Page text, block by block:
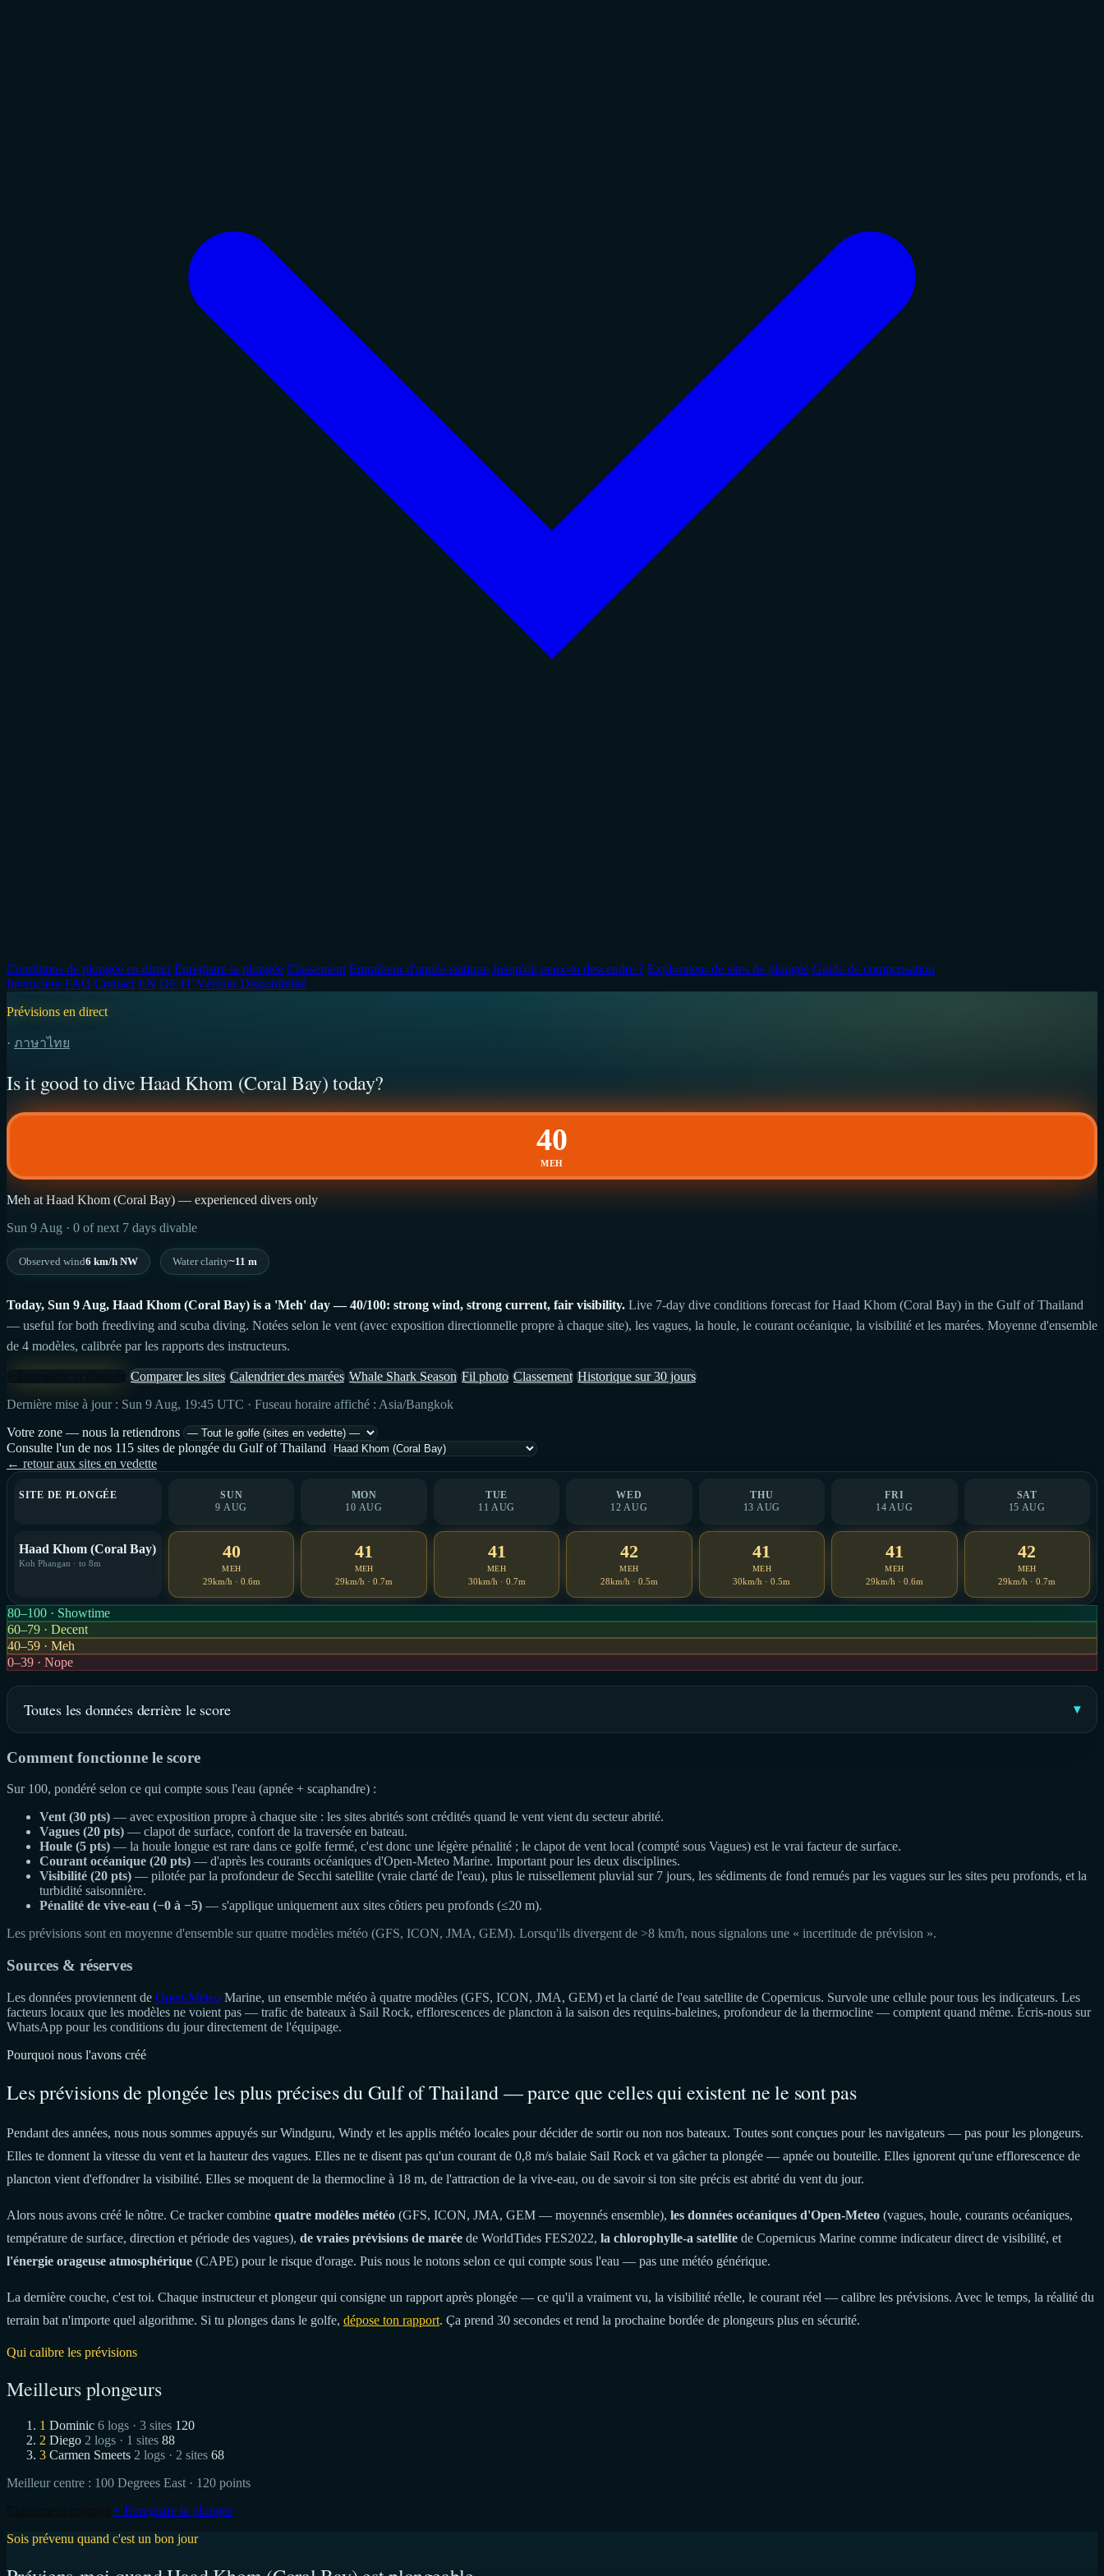
Conditions de plongée en direct Enregistre ta plongée Classement Entraîneur d'apnée statique Jusqu'où peux-tu descendre ? Explorateur de sites de plongée Guide de compensation
Instructeur FAQ Contact EN DE IT Vérifier Disponibilité
Prévisions en direct
· ภาษาไทย
Is it good to dive Haad Khom (Coral Bay) today?
40
MEH
Meh at Haad Khom (Coral Bay) — experienced divers only
Sun 9 Aug · 0 of next 7 days divable
Observed wind6 km/h NW Water clarity~11 m
Today, Sun 9 Aug, Haad Khom (Coral Bay) is a 'Meh' day — 40/100: strong wind, strong current, fair visibility. Live 7-day dive conditions forecast for Haad Khom (Coral Bay) in the Gulf of Thailand
— useful for both freediving and scuba diving. Notées selon le vent (avec exposition directionnelle propre à chaque site), les vagues, la houle, le courant océanique, la visibilité et les marées. Moyenne d'ensemble
de 4 modèles, calibrée par les rapports des instructeurs.
Comparer les sites Calendrier des marées Whale Shark Season Fil photo Classement Historique sur 30 jours
Dernière mise à jour : Sun 9 Aug, 19:45 UTC · Fuseau horaire affiché : Asia/Bangkok
Votre zone — nous la retiendrons
Consulte l'un de nos 115 sites de plongée du Gulf of Thailand
← retour aux sites en vedette
SITE DE PLONGÉE
SUN
9 AUG
MON
10 AUG
TUE
11 AUG
WED
12 AUG
THU
13 AUG
FRI
14 AUG
SAT
15 AUG
Haad Khom (Coral Bay)
Koh Phangan · to 8m
40
MEH
29km/h · 0.6m
41
MEH
29km/h · 0.7m
41
MEH
30km/h · 0.7m
42
MEH
28km/h · 0.5m
41
MEH
30km/h · 0.5m
41
MEH
29km/h · 0.6m
42
MEH
29km/h · 0.7m
80–100 · Showtime
60–79 · Decent
40–59 · Meh
0–39 · Nope
Toutes les données derrière le score
Comment fonctionne le score
Sur 100, pondéré selon ce qui compte sous l'eau (apnée + scaphandre) :
Vent (30 pts) — avec exposition propre à chaque site : les sites abrités sont crédités quand le vent vient du secteur abrité.
Vagues (20 pts) — clapot de surface, confort de la traversée en bateau.
Houle (5 pts) — la houle longue est rare dans ce golfe fermé, c'est donc une légère pénalité ; le clapot de vent local (compté sous Vagues) est le vrai facteur de surface.
Courant océanique (20 pts) — d'après les courants océaniques d'Open-Meteo Marine. Important pour les deux disciplines.
Visibilité (20 pts) — pilotée par la profondeur de Secchi satellite (vraie clarté de l'eau), plus le ruissellement pluvial sur 7 jours, les sédiments de fond remués par les vagues sur les sites peu profonds, et la
turbidité saisonnière.
Pénalité de vive-eau (−0 à −5) — s'applique uniquement aux sites côtiers peu profonds (≤20 m).
Les prévisions sont en moyenne d'ensemble sur quatre modèles météo (GFS, ICON, JMA, GEM). Lorsqu'ils divergent de >8 km/h, nous signalons une « incertitude de prévision ».
Sources & réserves
Les données proviennent de Open-Meteo Marine, un ensemble météo à quatre modèles (GFS, ICON, JMA, GEM) et la clarté de l'eau satellite de Copernicus. Survole une cellule pour tous les indicateurs. Les
facteurs locaux que les modèles ne voient pas — trafic de bateaux à Sail Rock, efflorescences de plancton à la saison des requins-baleines, profondeur de la thermocline — comptent quand même. Écris-nous sur
WhatsApp pour les conditions du jour directement de l'équipage.
Pourquoi nous l'avons créé
Les prévisions de plongée les plus précises du Gulf of Thailand — parce que celles qui existent ne le sont pas
Pendant des années, nous nous sommes appuyés sur Windguru, Windy et les applis météo locales pour décider de sortir ou non nos bateaux. Toutes sont conçues pour les navigateurs — pas pour les plongeurs.
Elles te donnent la vitesse du vent et la hauteur des vagues. Elles ne te disent pas qu'un courant de 0,8 m/s balaie Sail Rock et va gâcher ta plongée — apnée ou bouteille. Elles ignorent qu'une efflorescence de
plancton vient d'effondrer la visibilité. Elles se moquent de la thermocline à 18 m, de l'attraction de la vive-eau, ou de savoir si ton site précis est abrité du vent du jour.
Alors nous avons créé le nôtre. Ce tracker combine quatre modèles météo (GFS, ICON, JMA, GEM — moyennés ensemble), les données océaniques d'Open-Meteo (vagues, houle, courants océaniques,
température de surface, direction et période des vagues), de vraies prévisions de marée de WorldTides FES2022, la chlorophylle-a satellite de Copernicus Marine comme indicateur direct de visibilité, et
l'énergie orageuse atmosphérique (CAPE) pour le risque d'orage. Puis nous le notons selon ce qui compte sous l'eau — pas une météo générique.
La dernière couche, c'est toi. Chaque instructeur et plongeur qui consigne un rapport après plongée — ce qu'il a vraiment vu, la visibilité réelle, le courant réel — calibre les prévisions. Avec le temps, la réalité du
terrain bat n'importe quel algorithme. Si tu plonges dans le golfe, dépose ton rapport. Ça prend 30 secondes et rend la prochaine bordée de plongeurs plus en sécurité.
Qui calibre les prévisions
Meilleurs plongeurs
1 Dominic 6 logs · 3 sites 120
2 Diego 2 logs · 1 sites 88
3 Carmen Smeets 2 logs · 2 sites 68
Meilleur centre : 100 Degrees East · 120 points
+ Enregistre ta plongée
Sois prévenu quand c'est un bon jour